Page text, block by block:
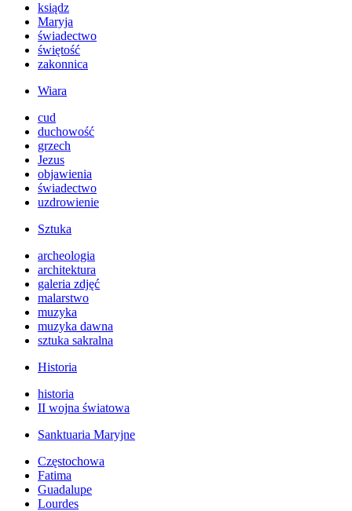
ksiądz
Maryja
świadectwo
świętość
zakonnica
Wiara
cud
duchowość
grzech
Jezus
objawienia
świadectwo
uzdrowienie
Sztuka
archeologia
architektura
galeria zdjęć
malarstwo
muzyka
muzyka dawna
sztuka sakralna
Historia
historia
II wojna światowa
Sanktuaria Maryjne
Częstochowa
Fatima
Guadalupe
Lourdes